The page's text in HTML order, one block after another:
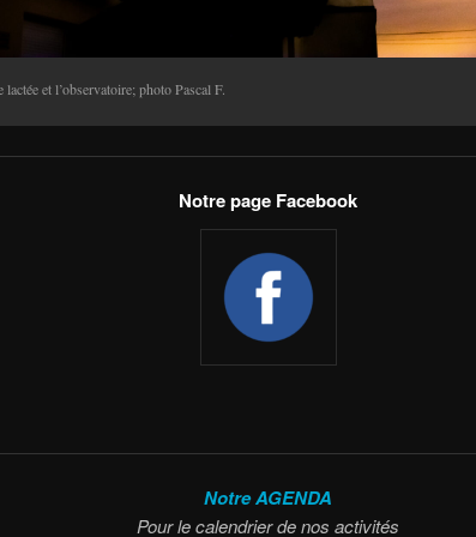
lactée et l’observatoire; photo Pascal F.
Notre page Facebook
Notre AGENDA
Pour le calendrier de nos activités